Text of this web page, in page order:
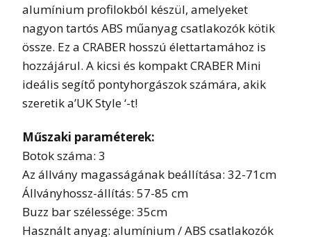
alumínium profilokból készül, amelyeket
nagyon tartós ABS műanyag csatlakozók kötik
össze. Ez a CRABER hosszú élettartamához is
hozzájárul. A kicsi és kompakt CRABER Mini
ideális segítő pontyhorgászok számára, akik
szeretik a’UK Style ‘-t!
Műszaki paraméterek:
Botok száma: 3
Az állvány magasságának beállítása: 32-71cm
Állványhossz-állítás: 57-85 cm
Buzz bar szélessége: 35cm
Használt anyag: alumínium / ABS csatlakozók